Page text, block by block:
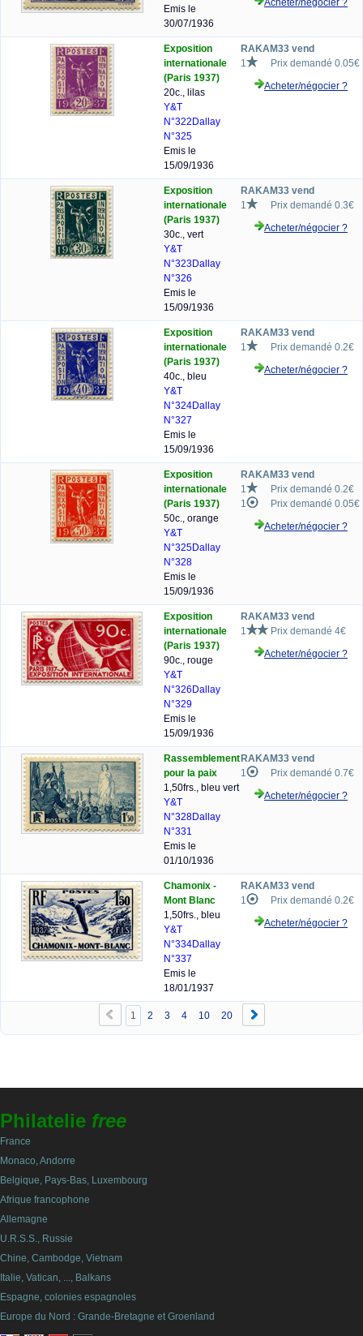
Emis le
30/07/1936
Acheter/négocier ?
Exposition
internationale
(Paris 1937)
20c., lilas
Y&T
N°322 Dallay
N°325
Emis le
15/09/1936
RAKAM33 vend
1
Prix demandé 0.05€
Acheter/négocier ?
Exposition
internationale
(Paris 1937)
30c., vert
Y&T
N°323Dallay
N°326
Emis le
15/09/1936
RAKAM33 vend
1
Prix demandé 0.3€
Acheter/négocier ?
Exposition
internationale
(Paris 1937)
40c., bleu
Y&T
N°324Dallay
N°327
Emis le
15/09/1936
RAKAM33 vend
1
Prix demandé 0.2€
Acheter/négocier ?
Exposition
internationale
(Paris 1937)
50c., orange
Y&T
N°325Dallay
N°328
Emis le
15/09/1936
RAKAM33 vend
1
Prix demandé 0.2€
1
Prix demandé 0.05€
Acheter/négocier ?
Exposition
internationale
(Paris 1937)
90c., rouge
Y&T
N°326 Dallay
N°329
Emis le
15/09/1936
RAKAM33 vend
1
Prix demandé 4€
Acheter/négocier ?
Rassemblement
pour la paix
1,50frs., bleu vert
Y&T
N°328Dallay
N°331
Emis le
01/10/1936
RAKAM33 vend
1
Prix demandé 0.7€
Acheter/négocier ?
Chamonix -
Mont Blanc
1,50frs., bleu
Y&T
N°334Dallay
N°337
Emis le
18/01/1937
RAKAM33 vend
1
Prix demandé 0.2€
Acheter/négocier ?
1 2 3 4 10 20
Philatelie free
France
Monaco, Andorre
Belgique, Pays-Bas, Luxembourg
Afrique francophone
Allemagne
U.R.S.S., Russie
Chine, Cambodge, Vietnam
Italie, Vatican, ..., Balkans
Espagne, colonies espagnoles
Europe du Nord : Grande-Bretagne et Groenland